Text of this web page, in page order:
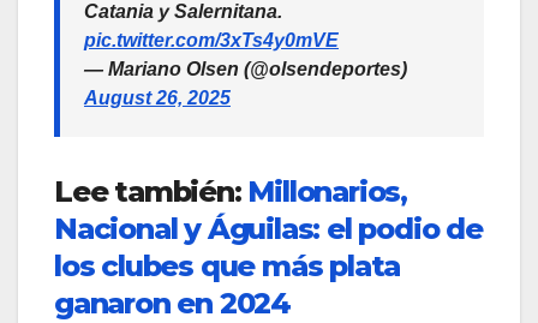
Catania y Salernitana.
pic.twitter.com/3xTs4y0mVE
— Mariano Olsen (@olsendeportes)
August 26, 2025
Lee también: Millonarios,
Nacional y Águilas: el podio de
los clubes que más plata
ganaron en 2024